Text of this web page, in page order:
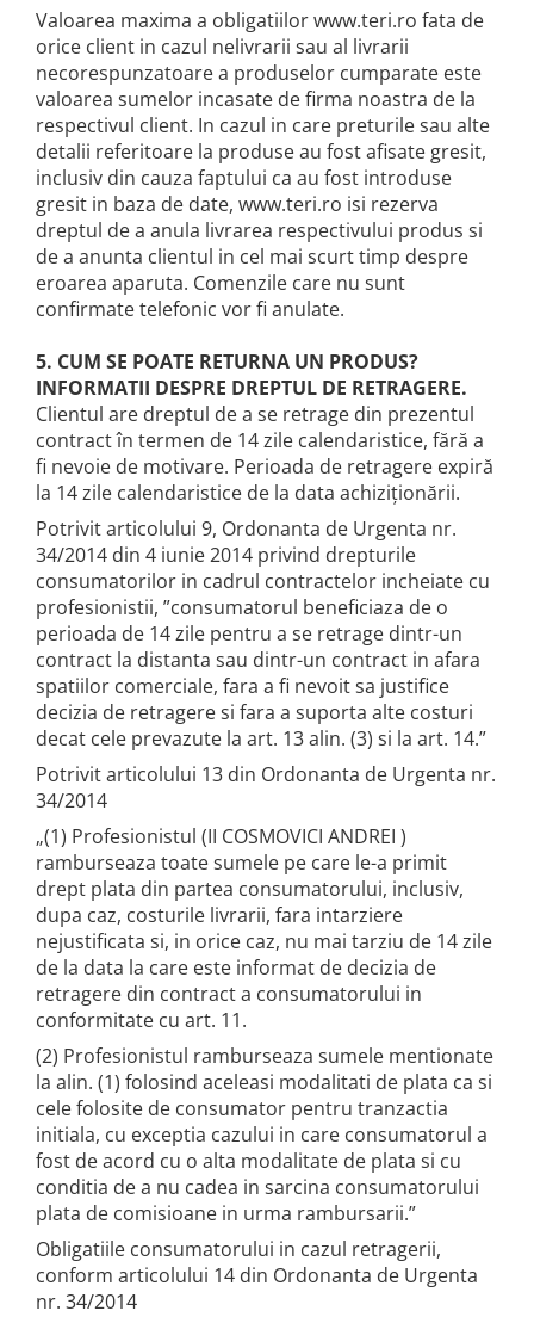
Valoarea maxima a obligatiilor www.teri.ro fata de
orice client in cazul nelivrarii sau al livrarii
necorespunzatoare a produselor cumparate este
valoarea sumelor incasate de firma noastra de la
respectivul client. In cazul in care preturile sau alte
detalii referitoare la produse au fost afisate gresit,
inclusiv din cauza faptului ca au fost introduse
gresit in baza de date, www.teri.ro isi rezerva
dreptul de a anula livrarea respectivului produs si
de a anunta clientul in cel mai scurt timp despre
eroarea aparuta. Comenzile care nu sunt
confirmate telefonic vor fi anulate.
5. CUM SE POATE RETURNA UN PRODUS?
INFORMATII DESPRE DREPTUL DE RETRAGERE.
Clientul are dreptul de a se retrage din prezentul
contract în termen de 14 zile calendaristice, fără a
fi nevoie de motivare. Perioada de retragere expiră
la 14 zile calendaristice de la data achiziționării.
Potrivit articolului 9, Ordonanta de Urgenta nr.
34/2014 din 4 iunie 2014 privind drepturile
consumatorilor in cadrul contractelor incheiate cu
profesionistii, ”consumatorul beneficiaza de o
perioada de 14 zile pentru a se retrage dintr-un
contract la distanta sau dintr-un contract in afara
spatiilor comerciale, fara a fi nevoit sa justifice
decizia de retragere si fara a suporta alte costuri
decat cele prevazute la art. 13 alin. (3) si la art. 14.”
Potrivit articolului 13 din Ordonanta de Urgenta nr.
34/2014
„(1) Profesionistul (II COSMOVICI ANDREI )
ramburseaza toate sumele pe care le-a primit
drept plata din partea consumatorului, inclusiv,
dupa caz, costurile livrarii, fara intarziere
nejustificata si, in orice caz, nu mai tarziu de 14 zile
de la data la care este informat de decizia de
retragere din contract a consumatorului in
conformitate cu art. 11.
(2) Profesionistul ramburseaza sumele mentionate
la alin. (1) folosind aceleasi modalitati de plata ca si
cele folosite de consumator pentru tranzactia
initiala, cu exceptia cazului in care consumatorul a
fost de acord cu o alta modalitate de plata si cu
conditia de a nu cadea in sarcina consumatorului
plata de comisioane in urma rambursarii.”
Obligatiile consumatorului in cazul retragerii,
conform articolului 14 din Ordonanta de Urgenta
nr. 34/2014